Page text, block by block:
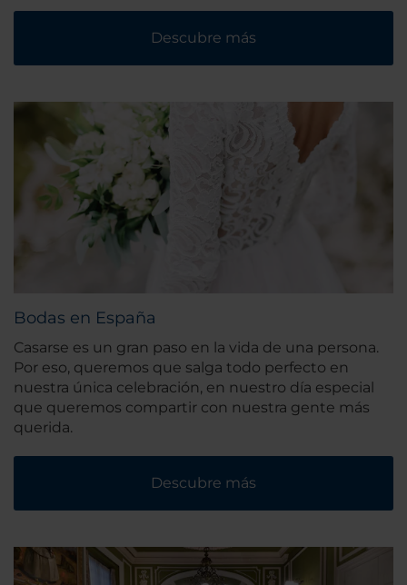
Descubre más
Bodas en España
Casarse es un gran paso en la vida de una persona.
Por eso, queremos que salga todo perfecto en
nuestra única celebración, en nuestro día especial
que queremos compartir con nuestra gente más
querida.
Descubre más